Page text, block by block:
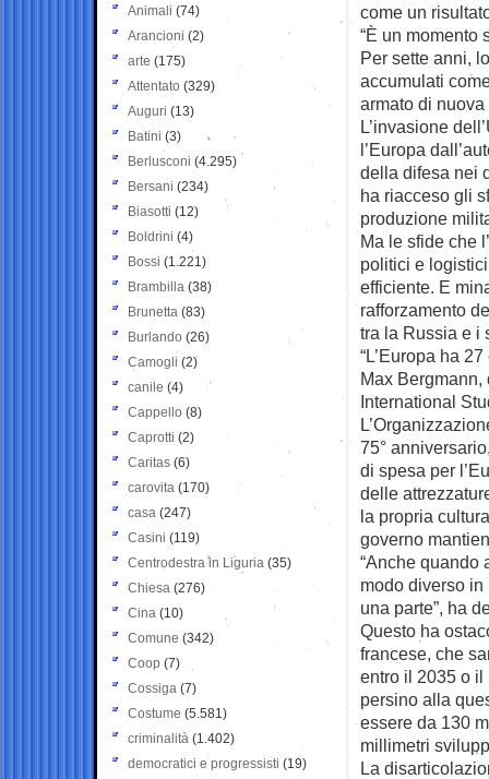
come un
“È un momento
Per sette anni,
accumulati
armato di
L’invasione
l’Europa
della difesa nei
ha riacceso gli
produzione
Ma le sfide che
politici e
efficiente. E
rafforzamento
tra la Russia e i
“L’Europa ha
Max Bergmann,
International
75°
di spesa per
delle
la propria
governo
“Anche quando
modo diverso
una parte”, ha
Questo ha
francese, che
entro il 2035 o il
persino alla
essere da 130
millimetri
La
Animali (74)
Arancioni (2)
arte (175)
Attentato (329)
Auguri (13)
Batini (3)
Berlusconi (4.295)
Bersani (234)
Biasotti (12)
Boldrini (4)
Bossi (1.221)
Brambilla (38)
Brunetta (83)
Burlando (26)
Camogli (2)
canile (4)
Cappello (8)
Caprotti (2)
Caritas (6)
carovita (170)
casa (247)
Casini (119)
Centrodestra in Liguria (35)
Chiesa (276)
Cina (10)
Comune (342)
Coop (7)
Cossiga (7)
Costume (5.581)
criminalità (1.402)
democratici e progressisti (19)